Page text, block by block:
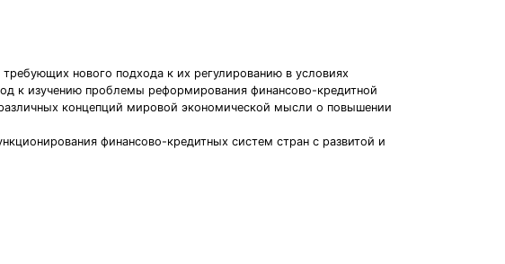
нового подхода к их регулированию в условиях
к изучению проблемы реформирования финансово-кредитной
концепций мировой экономической мысли о повышении
финансово-кредитных систем стран с развитой и